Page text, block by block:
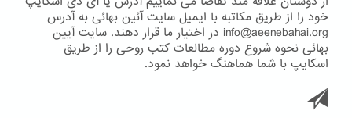
خود را از طریق مکاتبه با ایمیل سایت آئین بهائی به آدرس
info@aeenebahai.org در اختیار ما قرار دهند. سایت آیین
بهائی نحوه شروع دوره مطالعات کتب روحی را از طریق
اسکایپ با شما هماهنگ خواهد نمود.